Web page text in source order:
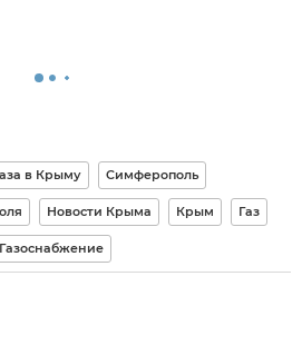
в Крыму Симферополь
Новости Крыма Крым Газ
Газоснабжение